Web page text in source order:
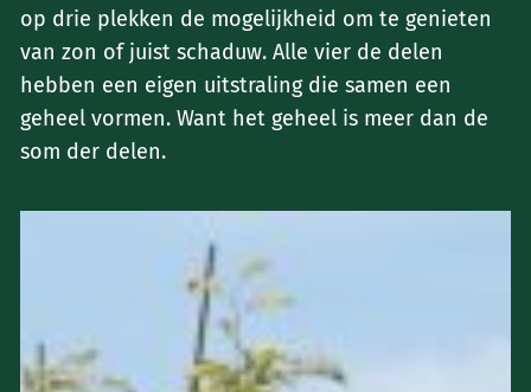
op drie plekken de mogelijkheid om te genieten
van zon of juist schaduw. Alle vier de delen
hebben een eigen uitstraling die samen een
geheel vormen. Want het geheel is meer dan de
som der delen.